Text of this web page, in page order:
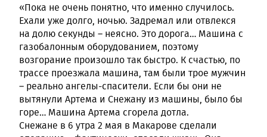
«Пока не очень понятно, что именно случилось.
Ехали уже долго, ночью. Задремал или отвлекся
на долю секунды – неясно. Это дорога… Машина с
газобалонным оборудованием, поэтому
возгорание произошло так быстро. К счастью, по
трассе проезжала машина, там были трое мужчин
– реально ангелы-спасители. Если бы они не
вытянули Артема и Снежану из машины, было бы
горе… Машина Артема сгорела дотла.
Снежане в 6 утра 2 мая в Макарове сделали